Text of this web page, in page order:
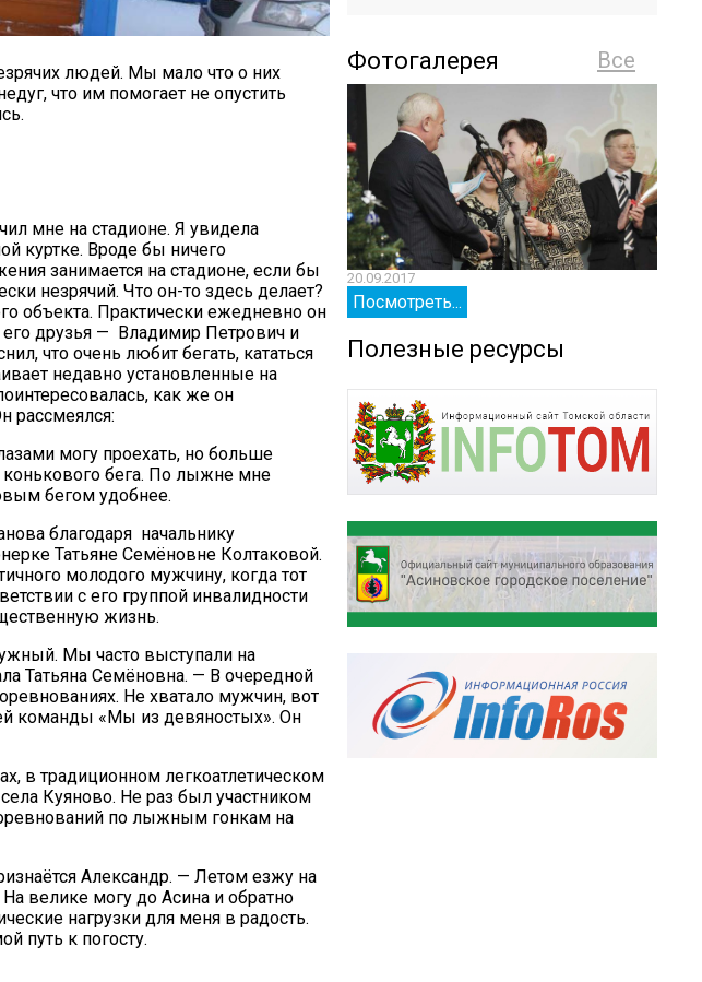
людей. Мы мало что о них
что им помогает не опустить
мне на стадионе. Я увидела
куртке. Вроде бы ничего
занимается на стадионе, если бы
незрячий. Что он-то здесь делает?
объекта. Практически ежедневно он
его друзья — Владимир Петрович и
что очень любит бегать, кататься
недавно установленные на
как же он
рассмеялся:
могу проехать, но больше
конькового бега. По лыжне мне
бегом удобнее.
благодаря начальнику
Татьяне Семёновне Колтаковой.
молодого мужчину, когда тот
с его группой инвалидности
жизнь.
Мы часто выступали на
Татьяна Семёновна. — В очередной
Не хватало мужчин, вот
команды «Мы из девяностых». Он
в традиционном легкоатлетическом
Куяново. Не раз был участником
по лыжным гонкам на
Александр. — Летом езжу на
велике могу до Асина и обратно
нагрузки для меня в радость.
путь к погосту.
Все
Фотогалерея
20.09.2017
Посмотреть...
20.09.2017
Посмотреть...
Полезные ресурсы